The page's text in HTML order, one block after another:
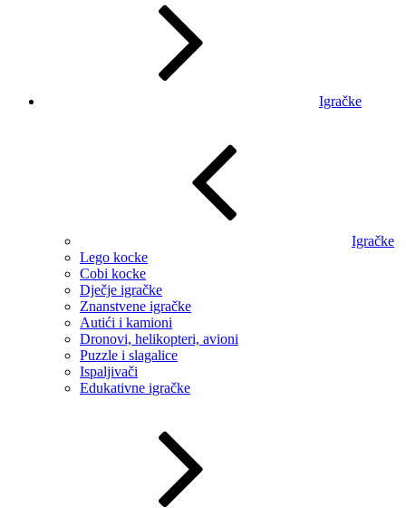
Igračke
Igračke
Lego kocke
Cobi kocke
Dječje igračke
Znanstvene igračke
Autići i kamioni
Dronovi, helikopteri, avioni
Puzzle i slagalice
Ispaljivači
Edukativne igračke